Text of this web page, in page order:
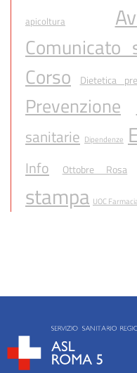
apicoltura
Comunicato
Corso Dietetica
Prevenzione
sanitarie Dipendenze
Info Ottobre Rosa
stampa UOC